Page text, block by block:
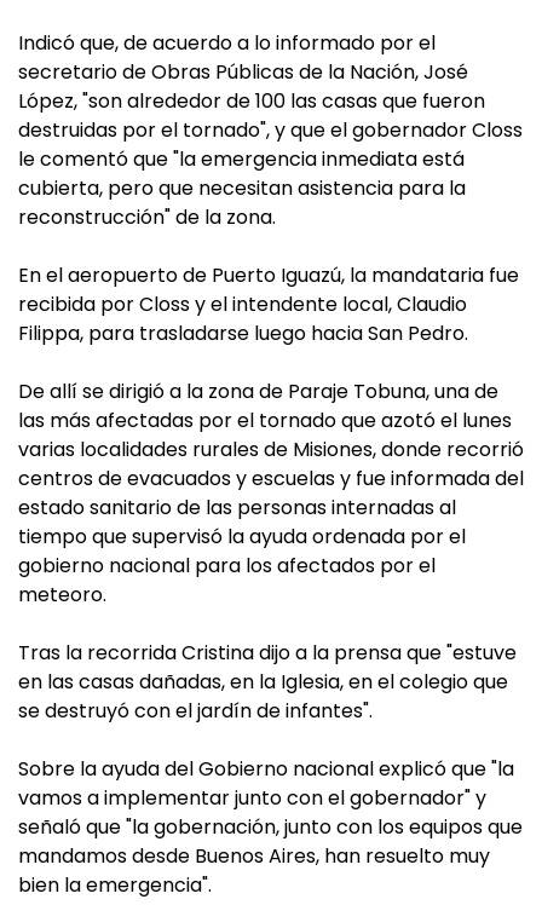
Indicó que, de acuerdo a lo informado por el
secretario de Obras Públicas de la Nación, José
López, "son alrededor de 100 las casas que fueron
destruidas por el tornado", y que el gobernador Closs
le comentó que "la emergencia inmediata está
cubierta, pero que necesitan asistencia para la
reconstrucción" de la zona.
En el aeropuerto de Puerto Iguazú, la mandataria fue
recibida por Closs y el intendente local, Claudio
Filippa, para trasladarse luego hacia San Pedro.
De allí se dirigió a la zona de Paraje Tobuna, una de
las más afectadas por el tornado que azotó el lunes
varias localidades rurales de Misiones, donde recorrió
centros de evacuados y escuelas y fue informada del
estado sanitario de las personas internadas al
tiempo que supervisó la ayuda ordenada por el
gobierno nacional para los afectados por el
meteoro.
Tras la recorrida Cristina dijo a la prensa que "estuve
en las casas dañadas, en la Iglesia, en el colegio que
se destruyó con el jardín de infantes".
Sobre la ayuda del Gobierno nacional explicó que "la
vamos a implementar junto con el gobernador" y
señaló que "la gobernación, junto con los equipos que
mandamos desde Buenos Aires, han resuelto muy
bien la emergencia".